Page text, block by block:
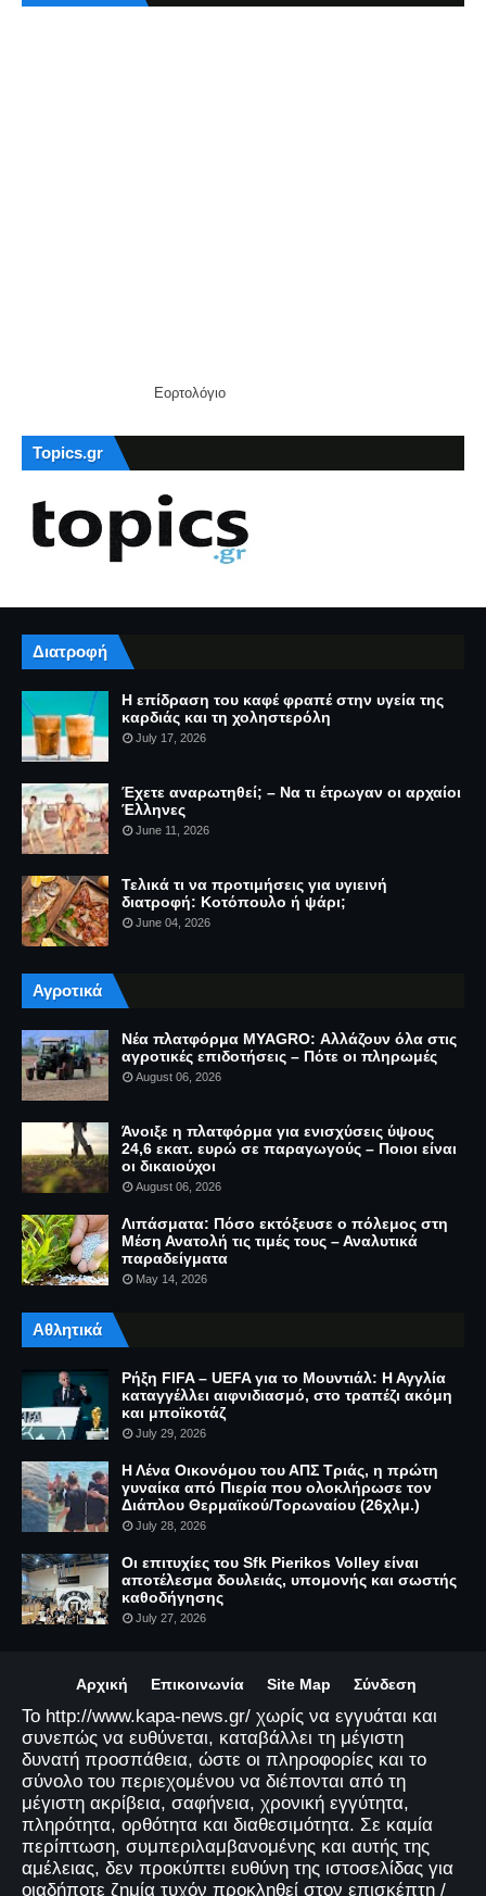
Εορτολόγιο
Topics.gr
Διατροφή
Η επίδραση του καφέ φραπέ στην υγεία της
καρδιάς και τη χοληστερόλη
July 17, 2026
Έχετε αναρωτηθεί; – Να τι έτρωγαν οι αρχαίοι
Έλληνες
June 11, 2026
Τελικά τι να προτιμήσεις για υγιεινή
διατροφή: Κοτόπουλο ή ψάρι;
June 04, 2026
Αγροτικά
Νέα πλατφόρμα MYAGRO: Αλλάζουν όλα στις
αγροτικές επιδοτήσεις – Πότε οι πληρωμές
August 06, 2026
Άνοιξε η πλατφόρμα για ενισχύσεις ύψους
24,6 εκατ. ευρώ σε παραγωγούς – Ποιοι είναι
οι δικαιούχοι
August 06, 2026
Λιπάσματα: Πόσο εκτόξευσε ο πόλεμος στη
Μέση Ανατολή τις τιμές τους – Αναλυτικά
παραδείγματα
May 14, 2026
Αθλητικά
Ρήξη FIFA – UEFA για το Μουντιάλ: Η Αγγλία
καταγγέλλει αιφνιδιασμό, στο τραπέζι ακόμη
και μποϊκοτάζ
July 29, 2026
Η Λένα Οικονόμου του ΑΠΣ Τριάς, η πρώτη
γυναίκα από Πιερία που ολοκλήρωσε τον
Διάπλου Θερμαϊκού/Τορωναίου (26χλμ.)
July 28, 2026
Οι επιτυχίες του Sfk Pierikos Volley είναι
αποτέλεσμα δουλειάς, υπομονής και σωστής
καθοδήγησης
July 27, 2026
Αρχική Επικοινωνία Site Map Σύνδεση
Το http://www.kapa-news.gr/ χωρίς να εγγυάται και
συνεπώς να ευθύνεται, καταβάλλει τη μέγιστη
δυνατή προσπάθεια, ώστε οι πληροφορίες και το
σύνολο του περιεχομένου να διέπονται από τη
μέγιστη ακρίβεια, σαφήνεια, χρονική εγγύτητα,
πληρότητα, ορθότητα και διαθεσιμότητα. Σε καμία
περίπτωση, συμπεριλαμβανομένης και αυτής της
αμέλειας, δεν προκύπτει ευθύνη της ιστοσελίδας για
οιαδήποτε ζημία τυχόν προκληθεί στον επισκέπτη /